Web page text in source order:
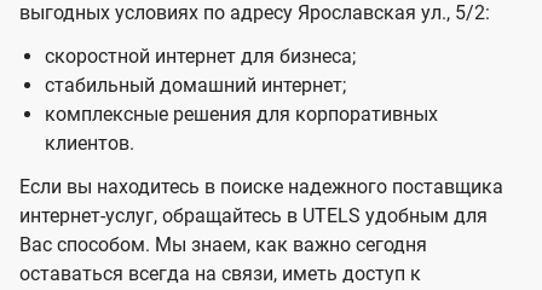
выгодных условиях по адресу Ярославская ул., 5/2:
скоростной интернет для бизнеса;
стабильный домашний интернет;
комплексные решения для корпоративных
клиентов.
Если вы находитесь в поиске надежного поставщика
интернет-услуг, обращайтесь в UTELS удобным для
Вас способом. Мы знаем, как важно сегодня
оставаться всегда на связи, иметь доступ к